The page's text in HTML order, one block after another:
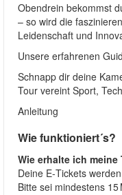
Obendrein bekommst
– so wird die
Leidenschaft und
Unsere erfahrenen
Schnapp dir deine
Tour vereint Sport,
Anleitung
Wie funktioniert´s?
Wie erhalte ich meine
Deine E‑Tickets
Bitte sei mindestens